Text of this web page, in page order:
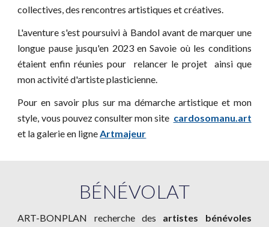
collectives, des rencontres artistiques etcréatives.
L'aventure s'est poursuivi à Bandol avant de marquer une
longue pause jusqu'en 2023en Savoie où les conditions
étaient enfin réunies pour relancer le projet
ainsi que
mon activité d'artiste plasticienne.
Pour en savoir plus sur ma démarche artistique et mon
style, vous pouvez consulter mon site cardosomanu.art
et lagalerie en ligneArtmajeur
BÉNÉVOLAT
ART-BONPLAN recherche des artistes bénévoles